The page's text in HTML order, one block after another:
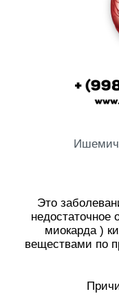
Это
миокарда )
веществами по